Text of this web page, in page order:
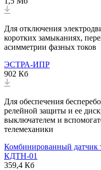
Для отключения
коротких замыканиях,
асимметрии фазных токов
ЭСТРА-ИПР
902 Кб
Для обеспечения
релейной защиты и ее
выключателем и
телемеханики
Комбинированный датчик
КДТН-01
359,4 Кб